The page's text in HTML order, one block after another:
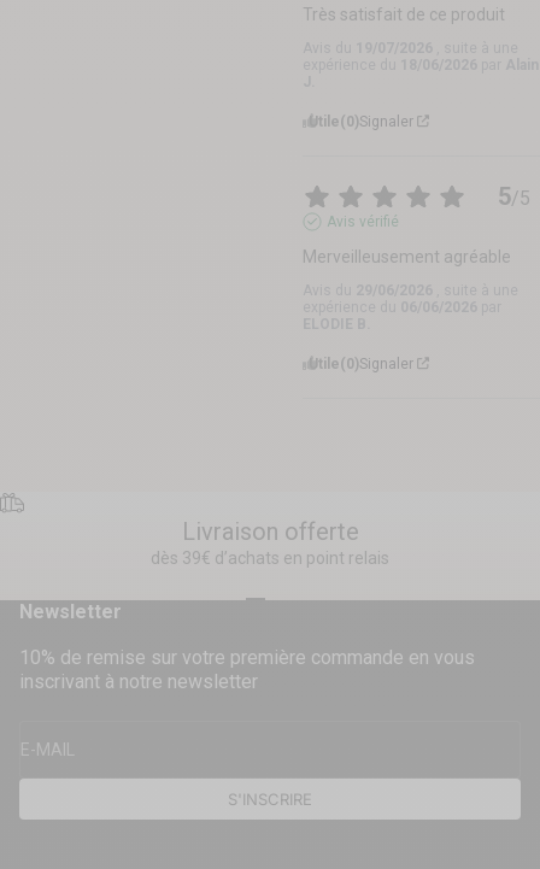
Très satisfait de ce produit
Utile(0)Signaler
5/5
Avis vérifié
Merveilleusement agréable
Utile(0)Signaler
Livraison offerte
dès 39€ d’achats en point relais
Newsletter
10% de remise sur votre première commande en vous
inscrivant à notre newsletter
E-MAIL
S'INSCRIRE